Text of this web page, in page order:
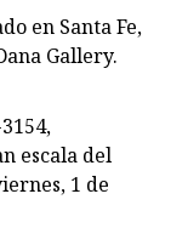
en Santa Fe,
Gallery.
escala del
1 de